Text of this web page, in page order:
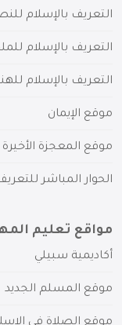
التعريف بالإسلام
التعريف بالإسلام
التعريف بالإسلام
موقع الإيمان
موقع المعجزة الأخيرة
الحوار المباشر
مواقع تعليم
أكاديمية سبيلي
موقع المسلم الجديد
موقع الصلاة في